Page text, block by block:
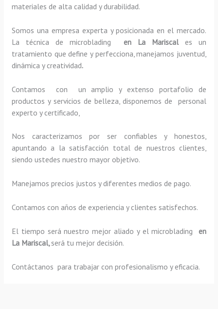
materiales de alta calidad y durabilidad.
Somos una empresa experta y posicionada en el mercado.
La técnica de microblading en La Mariscal es un
tratamiento que define y perfecciona, manejamos juventud,
dinámica y creatividad.
Contamos con un amplio y extenso portafolio de
productos y servicios de belleza, disponemos de personal
experto y certificado,
Nos caracterizamos por ser confiables y honestos,
apuntando a la satisfacción total de nuestros clientes,
siendo ustedes nuestro mayor objetivo.
Manejamos precios justos y diferentes medios de pago.
Contamos con años de experiencia y clientes satisfechos.
El tiempo será nuestro mejor aliado y elmicroblading en
La Mariscal, será tu mejor decisión.
Contáctanos para trabajar con profesionalismo y eficacia.